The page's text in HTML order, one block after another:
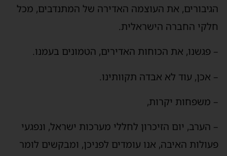
הגיבורים, את העוצמה האדירה של המתנדבים, מכל
חלקי החברה הישראלית.
– פגשנו, את הכוחות האדירים, הטמונים בעמנו.
– אכן, עוד לא אבדה תקוותינו.
– משפחות יקרות,
– הערב, יום הזיכרון לחללי מערכות ישראל, ונפגעי
פעולות האיבה, אנו עומדים לפניכן, ומבקשים לומר